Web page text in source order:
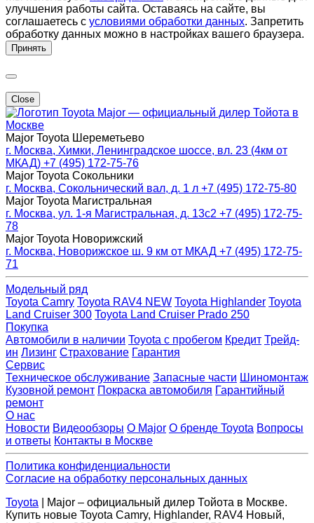
улучшения работы сайта. Оставаясь на сайте, вы
соглашаетесь с условиями обработки данных. Запретить
обработку данных можно в настройках вашего браузера.
Принять
Close
Major — официальный дилер Тойота в
Москве
Major Toyota Шереметьево
г. Москва, Химки, Ленинградское шоссе, вл. 23 (4км от
МКАД) +7 (495) 172-75-76
Major Toyota Сокольники
г. Москва, Сокольнический вал, д. 1 л +7 (495) 172-75-80
Major Toyota Магистральная
г. Москва, ул. 1-я Магистральная, д. 13с2 +7 (495) 172-75-
78
Major Toyota Новорижский
г. Москва, Новорижское ш. 9 км от МКАД +7 (495) 172-75-
71
Модельный ряд
Toyota Camry Toyota RAV4 NEW Toyota Highlander Toyota
Land Cruiser 300 Toyota Land Cruiser Prado 250
Покупка
Автомобили в наличии Toyota с пробегом Кредит Трейд-
ин Лизинг Страхование Гарантия
Сервис
Техническое обслуживание Запасные части Шиномонтаж
Кузовной ремонт Покраска автомобиля Гарантийный
ремонт
О нас
Новости Видеообзоры О Major О бренде Toyota Вопросы
и ответы Контакты в Москве
Политика конфиденциальности
Согласие на обработку персональных данных
Toyota | Major – официальный дилер Тойота в Москве.
Купить новые Toyota Camry, Highlander, RAV4 Новый,